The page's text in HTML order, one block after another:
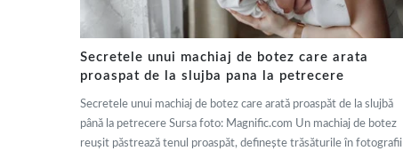
Secretele unui machiaj de botez care arata
proaspat de la slujba pana la petrecere
Secretele unui machiaj de botez care arată proaspăt de la slujbă
până la petrecere Sursa foto: Magnific.com Un machiaj de botez
reușit păstrează tenul proaspăt, definește trăsăturile în fotografii